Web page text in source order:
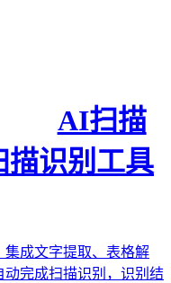
AI扫描
描识别工具
成文字提取、表格解
完成扫描识别，识别结